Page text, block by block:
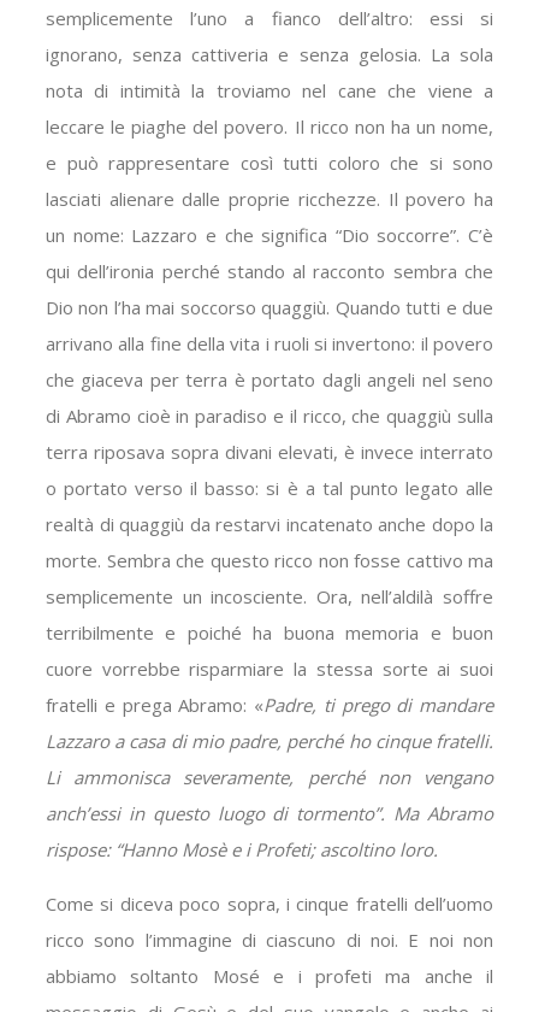
semplicemente l’uno a fianco dell’altro: essi si
ignorano, senza cattiveria e senza gelosia. La sola
nota di intimità la troviamo nel cane che viene a
leccare le piaghe del povero. Il ricco non ha un nome,
e può rappresentare così tutti coloro che si sono
lasciati alienare dalle proprie ricchezze. Il povero ha
un nome: Lazzaro e che significa “Dio soccorre”. C’è
qui dell’ironia perché stando al racconto sembra che
Dio non l’ha mai soccorso quaggiù. Quando tutti e due
arrivano alla fine della vita i ruoli si invertono: il povero
che giaceva per terra è portato dagli angeli nel seno
di Abramo cioè in paradiso e il ricco, che quaggiù sulla
terra riposava sopra divani elevati, è invece interrato
o portato verso il basso: si è a tal punto legato alle
realtà di quaggiù da restarvi incatenato anche dopo la
morte. Sembra che questo ricco non fosse cattivo ma
semplicemente un incosciente. Ora, nell’aldilà soffre
terribilmente e poiché ha buona memoria e buon
cuore vorrebbe risparmiare la stessa sorte ai suoi
fratelli e prega Abramo: «Padre, ti prego di mandare
Lazzaro a casa di mio padre, perché ho cinque fratelli.
Li ammonisca severamente, perché non vengano
anch’essi in questo luogo di tormento”. Ma Abramo
rispose: “Hanno Mosè e i Profeti; ascoltino loro.
Come si diceva poco sopra, i cinque fratelli dell’uomo
ricco sono l’immagine di ciascuno di noi. E noi non
abbiamo soltanto Mosé e i profeti ma anche il